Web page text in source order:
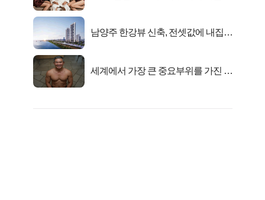
남양주 한강뷰 신축, 전셋값에 내집마
세계에서 가장 큰 중요부위를 가진 남